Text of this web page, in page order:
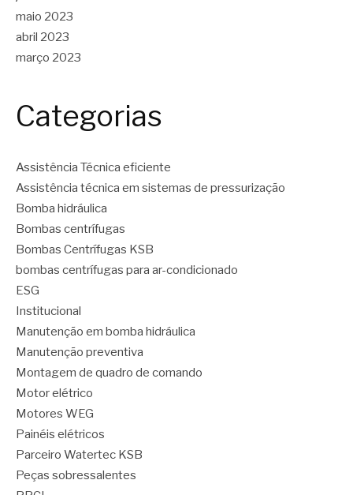
maio 2023
abril 2023
março 2023
Categorias
Assistência Técnica eficiente
Assistência técnica em sistemas de pressurização
Bomba hidráulica
Bombas centrífugas
Bombas Centrífugas KSB
bombas centrífugas para ar-condicionado
ESG
Institucional
Manutenção em bomba hidráulica
Manutenção preventiva
Montagem de quadro de comando
Motor elétrico
Motores WEG
Painéis elétricos
Parceiro Watertec KSB
Peças sobressalentes